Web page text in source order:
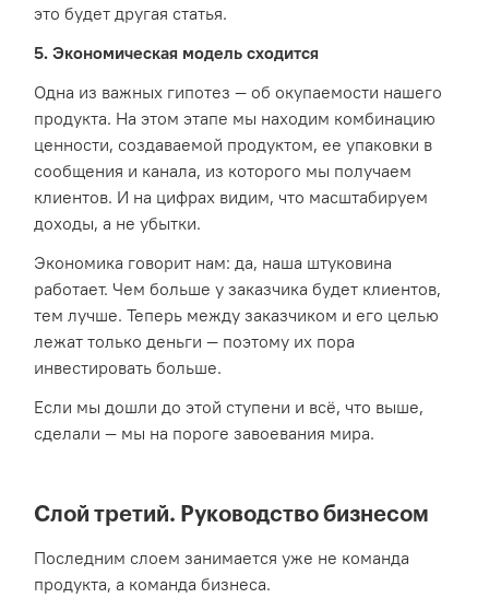
это будет другая статья.
5. Экономическая модель сходится
Одна из важных гипотез — об окупаемости нашего
продукта. На этом этапе мы находим комбинацию
ценности, создаваемой продуктом, ее упаковки в
сообщения и канала, из которого мы получаем
клиентов. И на цифрах видим, что масштабируем
доходы, а не убытки.
Экономика говорит нам: да, наша штуковина
работает. Чем больше у заказчика будет клиентов,
тем лучше. Теперь между заказчиком и его целью
лежат только деньги — поэтому их пора
инвестировать больше.
Если мы дошли до этой ступени и всё, что выше,
сделали — мы на пороге завоевания мира.
Слой третий. Руководство бизнесом
Последним слоем занимается уже не команда
продукта, а команда бизнеса.